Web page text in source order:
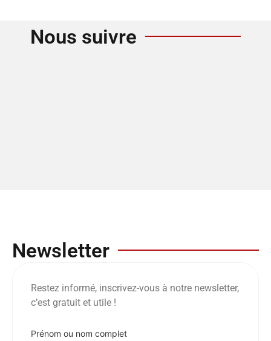
Nous suivre
Newsletter
Restez informé, inscrivez-vous à notre newsletter,
c’est gratuit et utile !
Prénom ou nom complet